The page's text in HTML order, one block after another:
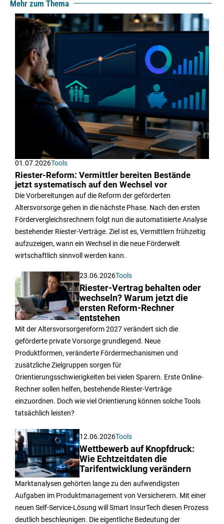
Mehr zum Thema
01.07.2026Tools
Riester-Reform: Vermittler bereiten Bestände
jetzt systematisch auf den Wechsel vor
Die Vorbereitungen auf die Reform der geförderten
Altersvorsorge gehen in die nächste Phase. Nach den ersten
Fördervergleichsrechnern folgt nun die automatisierte Analyse
bestehender Riester-Verträge. Ziel ist es, Vermittlern frühzeitig
aufzuzeigen, wann ein Wechsel in die neue Förderwelt
wirtschaftlich sinnvoll werden kann.
23.06.2026Tools
Riester-Vertrag behalten oder
wechseln? Warum jetzt die
ersten Reform-Rechner
entstehen
Mit der Altersvorsorgereform 2027 verändert sich die
geförderte private Vorsorge grundlegend. Neue
Produktformen, veränderte Fördermechanismen und
zusätzliche Zielgruppen sorgen für
Orientierungsschwierigkeiten bei vielen Sparern. Erste Online-
Rechner sollen helfen, bestehende Riester-Verträge
einzuordnen. Doch wie viel Orientierung können solche Tools
tatsächlich leisten?
12.06.2026Tools
Wettbewerb auf Knopfdruck:
Wie Echtzeitdaten die
Tarifentwicklung verändern
Marktanalysen gehörten lange zu den aufwendigsten
Aufgaben im Produktmanagement von Versicherern. Mit einer
neuen Self-Service-Lösung will Smart InsurTech diesen Prozess
deutlich beschleunigen. Die eigentliche Bedeutung der